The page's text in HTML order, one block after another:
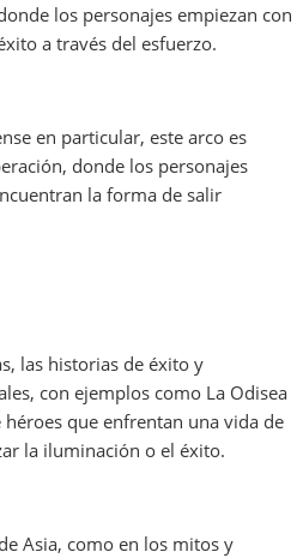
los personajes empiezan con
a través del esfuerzo.
en particular, este arco es
donde los personajes
la forma de salir
las historias de éxito y
con ejemplos como La Odisea
que enfrentan una vida de
la iluminación o el éxito.
Asia, como en los mitos y